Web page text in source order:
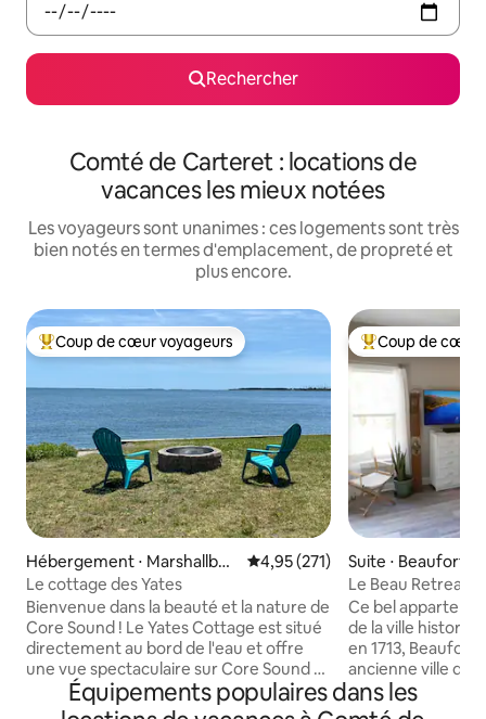
Rechercher
Comté de Carteret : locations de
vacances les mieux notées
Les voyageurs sont unanimes : ces logements sont très
bien notés en termes d'emplacement, de propreté et
plus encore.
Coups de cœur voyageurs les plus appréciés
Coup de cœur voyageurs
Hébergement ⋅ Marshallber
g
Évaluation moyenne sur la
4,95 (271)
Le cottage des Yates
Bienvenue dans la beauté et la nature de
Core Sound ! Le Yates Cottage est situé
directement au bord de l'eau et offre
une vue spectaculaire sur Core Sound et
le phare de Cape Lookout grâce à ses
grandes fenêtres. Les autres
Coups de cœur
Coup de cœur
Suite ⋅ Beaufort
Le Beau Retreat
Ce bel
de la ville historique
en 1713, Beaufort
ancienne ville de
Promenez-vous
imprégnées
Équipements populaires dans les